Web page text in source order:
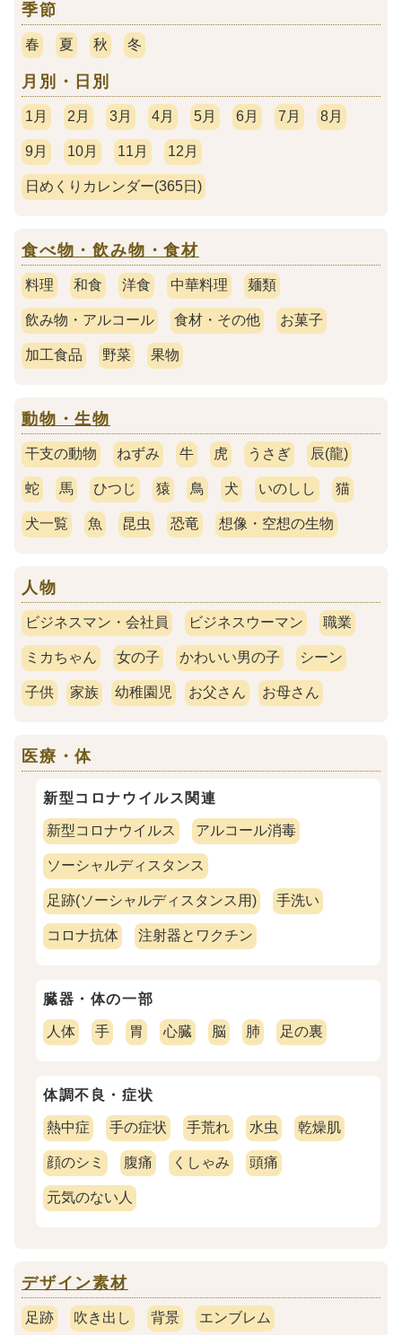
季節
春 夏 秋 冬
月別・日別
1月 2月 3月 4月 5月 6月 7月 8月
9月 10月 11月 12月
日めくりカレンダー(365日)
食べ物・飲み物・食材
料理 和食 洋食 中華料理 麺類
飲み物・アルコール 食材・その他 お菓子
加工食品 野菜 果物
動物・生物
干支の動物 ねずみ 牛 虎 うさぎ 辰(龍)
蛇 馬 ひつじ 猿 鳥 犬 いのしし 猫
犬一覧 魚 昆虫 恐竜 想像・空想の生物
人物
ビジネスマン・会社員 ビジネスウーマン 職業
ミカちゃん 女の子 かわいい男の子 シーン
子供 家族 幼稚園児 お父さん お母さん
医療・体
新型コロナウイルス関連
新型コロナウイルス アルコール消毒
ソーシャルディスタンス
足跡(ソーシャルディスタンス用) 手洗い
コロナ抗体 注射器とワクチン
臓器・体の一部
人体 手 胃 心臓 脳 肺 足の裏
体調不良・症状
熱中症 手の症状 手荒れ 水虫 乾燥肌
顔のシミ 腹痛 くしゃみ 頭痛
元気のない人
デザイン素材
足跡 吹き出し 背景 エンブレム